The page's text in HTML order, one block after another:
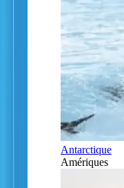
Antarctique
Amériques